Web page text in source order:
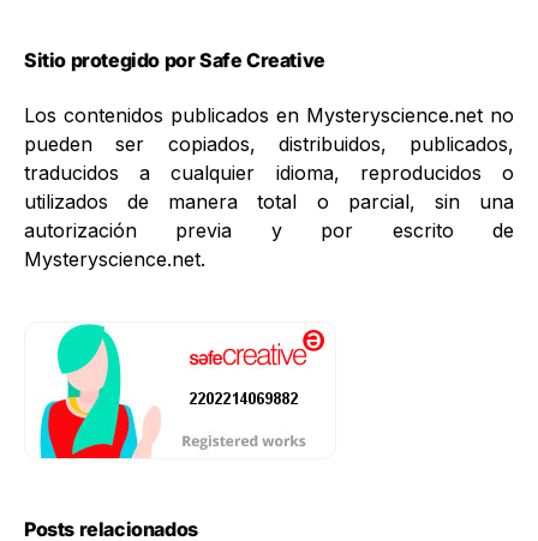
Sitio protegido por Safe Creative
Los contenidos publicados en Mysteryscience.net no
pueden ser copiados, distribuidos, publicados,
traducidos a cualquier idioma, reproducidos o
utilizados de manera total o parcial, sin una
autorización previa y por escrito de
Mysteryscience.net.
Posts relacionados